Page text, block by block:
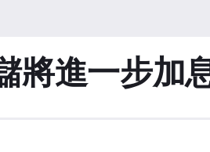
將進一步加